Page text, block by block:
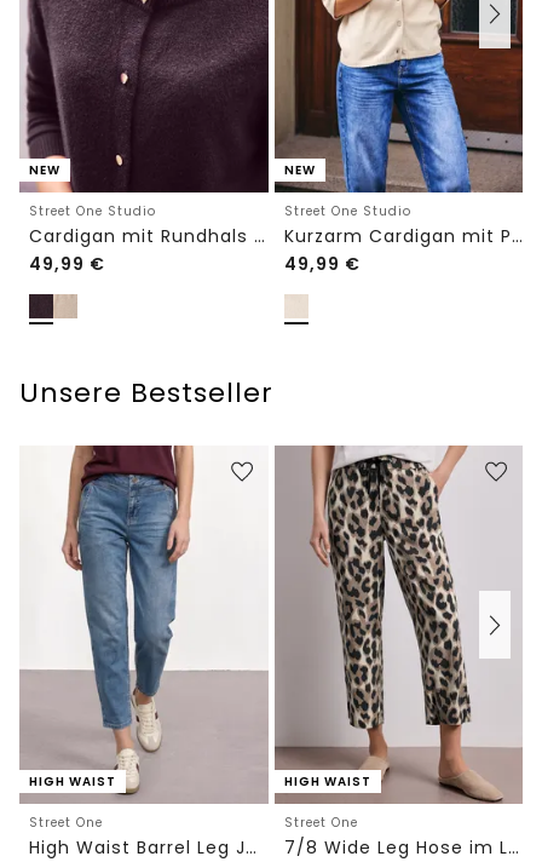
NEW
Street One Studio
Cardigan mit Rundhals und Knöpfen
49,99 €
NEW
Street One Studio
Kurzarm Cardigan mit Polokragen
49,99 €
Unsere Bestseller
HIGH WAIST
Street One
High Waist Barrel Leg Jeans im Loose Fit
HIGH WAIST
Street One
7/8 Wide Leg Hose im Loose Fit mit Print